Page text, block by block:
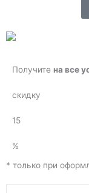
Получите на все
скидку
15
%
* только при